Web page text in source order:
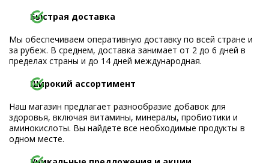
Быстрая доставка
Мы обеспечиваем оперативную доставку по всей стране и
за рубеж. В среднем, доставка занимает от 2 до 6 дней в
пределах страны и до 14 дней международная.
Широкий ассортимент
Наш магазин предлагает разнообразие добавок для
здоровья, включая витамины, минералы, пробиотики и
аминокислоты. Вы найдете все необходимые продукты в
одном месте.